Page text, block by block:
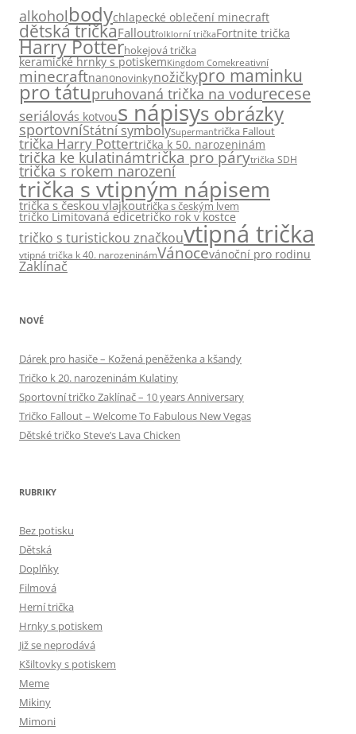
alkoholbodychlapecké oblečení minecraft
dětská tričkaFalloutfolklorní tričkaFortnite trička
Harry Potterhokejová trička
keramické hrnky s potiskemKingdom Comekreativní
minecraftnanonovinkynožičkypro maminku
pro tátupruhovaná trička na vodurecese
seriálovás kotvous nápisys obrázky
sportovníStátní symbolySupermantrička Fallout
trička Harry Pottertrička k 50. narozeninám
trička ke kulatinámtrička pro párytrička SDH
trička s rokem narození
trička s vtipným nápisem
trička s českou vlajkoutrička s českým lvem
tričko Limitovaná edicetričko rok v kostce
tričko s turistickou značkouvtipná trička
vtipná trička k 40. narozeninámVánocevánoční pro rodinu
Zaklínač
NOVÉ
Dárek pro hasiče – Kožená peněženka a kšandy
Tričko k 20. narozeninám Kulatiny
Sportovní tričko Zaklínač – 10 years Anniversary
Tričko Fallout – Welcome To Fabulous New Vegas
Dětské tričko Steve’s Lava Chicken
RUBRIKY
Bez potisku
Dětská
Doplňky
Filmová
Herní trička
Hrnky s potiskem
Již se neprodává
Kšiltovky s potiskem
Meme
Mikiny
Mimoni